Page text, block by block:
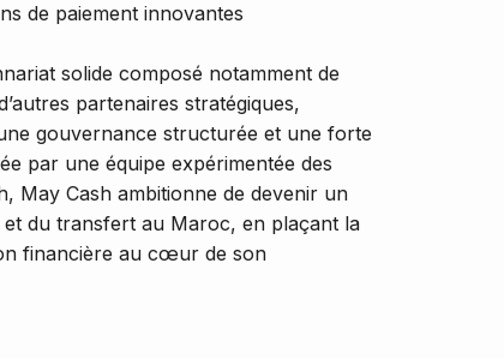
de paiement innovantes
solide composé notamment de
partenaires stratégiques,
gouvernance structurée et une forte
par une équipe expérimentée des
May Cash ambitionne de devenir un
du transfert au Maroc, en plaçant la
financière au cœur de son